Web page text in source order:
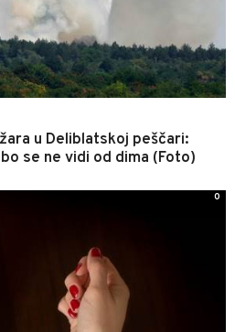
u Deliblatskoj peščari:
se ne vidi od dima (Foto)
0